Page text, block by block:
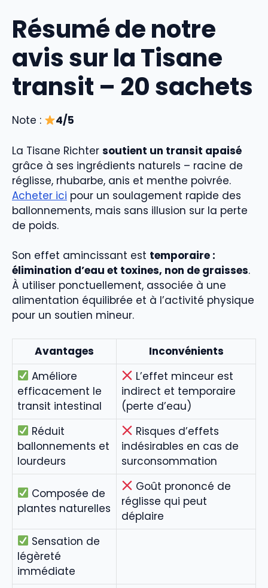
Résumé de notre
avis sur la Tisane
transit – 20 sachets
Note : 4/5
La Tisane Richter soutient un transit apaisé
grâce à ses ingrédients naturels – racine de
réglisse, rhubarbe, anis et menthe poivrée.
Acheter ici pour un soulagement rapide des
ballonnements, mais sans illusion sur la perte
de poids.
Son effet amincissant est temporaire :
élimination d’eau et toxines, non de graisses.
À utiliser ponctuellement, associée à une
alimentation équilibrée et à l’activité physique
pour un soutien mineur.
Avantages
Inconvénients
Améliore
efficacement le
transit intestinal
L’effet minceur est
indirect et temporaire
(perte d’eau)
Réduit
ballonnements et
lourdeurs
Risques d’effets
indésirables en cas de
surconsommation
Composée de
plantes naturelles
Goût prononcé de
réglisse qui peut
déplaire
Sensation de
légèreté
immédiate